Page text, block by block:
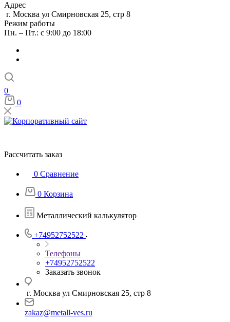
Адрес
г. Москва ул Смирновская 25, стр 8
Режим работы
Пн. – Пт.: с 9:00 до 18:00
0
0
Рассчитать заказ
0 Сравнение
0 Корзина
Металлический калькулятор
+74952752522
Телефоны
+74952752522
Заказать звонок
г. Москва ул Смирновская 25, стр 8
zakaz@metall-ves.ru